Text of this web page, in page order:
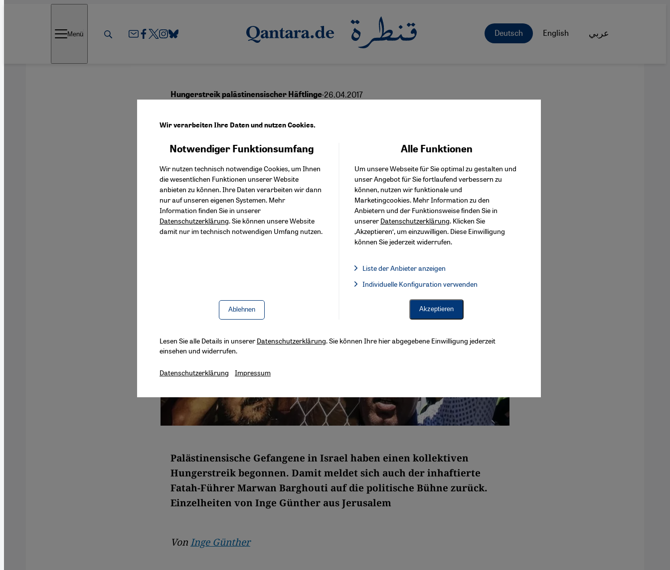
Deutsch English عربي Menü
Hungerstreik palästinensischer Häftlinge·26.04.2017
Kraftprobe mit ungewissem
Ausgang
Deutsch English عربي
Palästinensische Gefangene in Israel haben einen kollektiven
Hungerstreik begonnen. Damit meldet sich auch der inhaftierte
Fatah-Führer Marwan Barghouti auf die politische Bühne zurück.
Einzelheiten von Inge Günther aus Jerusalem
Von Inge Günther
Wir verarbeiten Ihre Daten und nutzen Cookies.
Notwendiger Funktionsumfang
Wir nutzen technisch notwendige Cookies, um Ihnen
die wesentlichen Funktionen unserer Website
anbieten zu können. Ihre Daten verarbeiten wir dann
nur auf unseren eigenen Systemen. Mehr
Information finden Sie in unserer
Datenschutzerklärung. Sie können unsere Website
damit nur im technisch notwendigen Umfang nutzen.
Ablehnen
Alle Funktionen
Um unsere Webseite für Sie optimal zu gestalten und
unser Angebot für Sie fortlaufend verbessern zu
können, nutzen wir funktionale und
Marketingcookies. Mehr Information zu den
Anbietern und der Funktionsweise finden Sie in
unserer Datenschutzerklärung. Klicken Sie
‚Akzeptieren‘, um einzuwilligen. Diese Einwilligung
können Sie jederzeit widerrufen.
Liste der Anbieter anzeigen
Facebook Embed / Facebook Connect, Google Maps Embed, Google Tag Manager, Instagram Embed,
Facebook Embed / Facebook Connect
Twitter Embed
Instagram Embed
Youtube Embed
Google Maps Embed
Individuelle Konfiguration verwenden
Akzeptieren
Lesen Sie alle Details in unserer Datenschutzerklärung. Sie können Ihre hier abgegebene Einwilligung jederzeit
einsehen und widerrufen.
Datenschutzerklärung Impressum